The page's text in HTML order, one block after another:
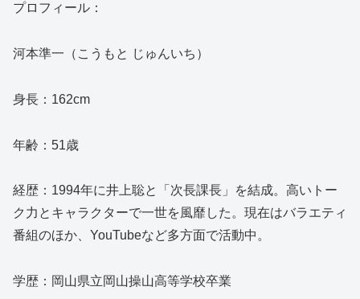
プロフィール：
河本準一（こうもと じゅんいち）
身長：162cm
年齢：51歳
経歴：1994年に井上聡と「次長課長」を結成。高いトー
ク力とキャラクターで一世を風靡した。現在はバラエティ
番組のほか、YouTubeなど多方面で活動中。
学歴：岡山県立岡山操山高等学校卒業